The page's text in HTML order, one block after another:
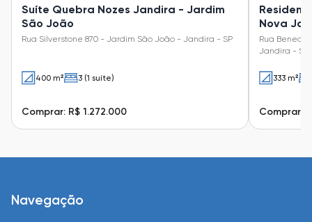
Suíte Quebra Nozes Jandira - Jardim
São João
Rua Silverstone 870 - Jardim São João - Jandira - SP
400 m² 3 (1 suíte)
Comprar: R$ 1.272.000
Nova
Rua
Jandira - SP
333 m²
Comprar:
Navegação